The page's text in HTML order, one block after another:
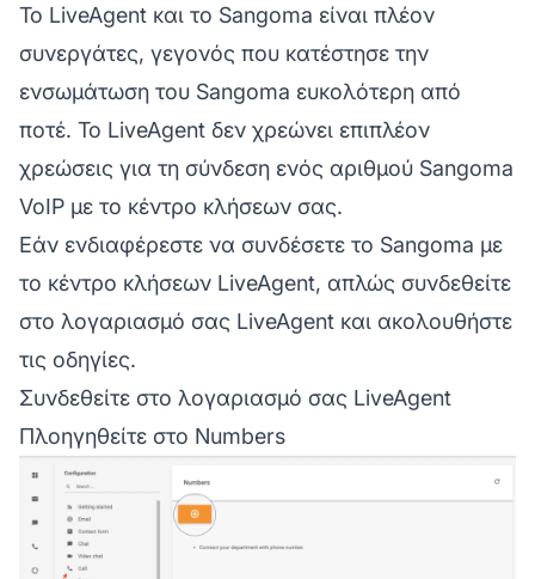
Το LiveAgent και το Sangoma είναι πλέον
συνεργάτες, γεγονός που κατέστησε την
ενσωμάτωση του Sangoma ευκολότερη από
ποτέ. Το LiveAgent δεν χρεώνει επιπλέον
χρεώσεις για τη σύνδεση ενός αριθμού Sangoma
VoIP με το κέντρο κλήσεων σας.
Εάν ενδιαφέρεστε να συνδέσετε το Sangoma με
το κέντρο κλήσεων LiveAgent, απλώς συνδεθείτε
στο λογαριασμό σας LiveAgent και ακολουθήστε
τις οδηγίες.
Συνδεθείτε στο λογαριασμό σας LiveAgent
Πλοηγηθείτε στο Numbers